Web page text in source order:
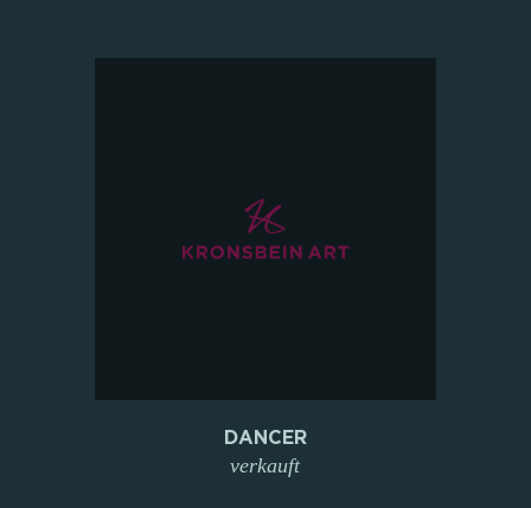
DANCER
verkauft